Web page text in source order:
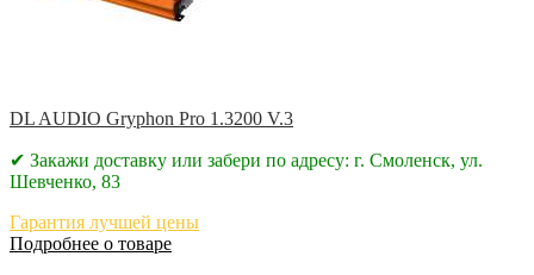
DL AUDIO Gryphon Pro 1.3200 V.3
✔ Закажи доставку или забери по адресу: г. Смоленск, ул.
Шевченко, 83
Гарантия лучшей цены
Подробнее о товаре